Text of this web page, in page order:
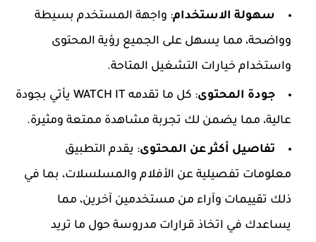
سهولة الاستخدام: واجهة المستخدم بسيطة
وواضحة، مما يسهل على الجميع رؤية المحتوى
واستخدام خيارات التشغيل المتاحة.
جودة المحتوى
: كل ما تقدمه WATCH IT يأتي بجودة
عالية، مما يضمن لك تجربة مشاهدة ممتعة ومثيرة.
تفاصيل أكثر عن المحتوى: يقدم التطبيق
معلومات تفصيلية عن الأفلام والمسلسلات، بما في
ذلك تقييمات وآراء من مستخدمين آخرين، مما
يساعدك في اتخاذ قرارات مدروسة حول ما تريد